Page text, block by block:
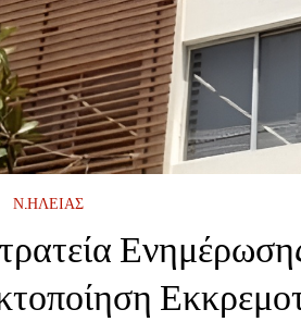
Ν.ΗΛΕΙΑΣ